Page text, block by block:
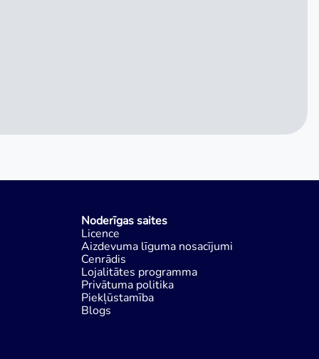
Noderīgas saites
Licence
Aizdevuma līguma nosacījumi
Cenrādis
Lojalitātes programma
Privātuma politika
Piekļūstamība
Blogs